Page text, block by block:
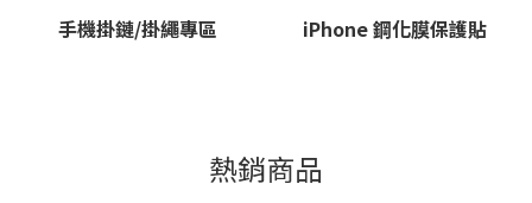
手機掛鏈/掛繩專區 iPhone 鋼化膜保護貼
熱銷商品